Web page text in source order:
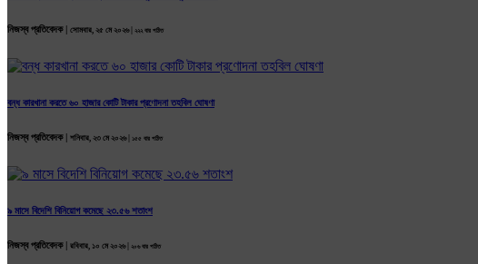
নিজস্ব প্রতিবেদক | সোমবার, ২৫ মে ২০২৬ | ২২২ বার পঠিত
বন্ধ কারখানা করতে ৬০ হাজার কোটি টাকার প্রণোদনা তহবিল ঘোষণা
নিজস্ব প্রতিবেদক | শনিবার, ২৩ মে ২০২৬ | ১৫৫ বার পঠিত
৯ মাসে বিদেশি বিনিয়োগ কমেছে ২৩.৫৬ শতাংশ
নিজস্ব প্রতিবেদক | রবিবার, ১০ মে ২০২৬ | ২০৬ বার পঠিত